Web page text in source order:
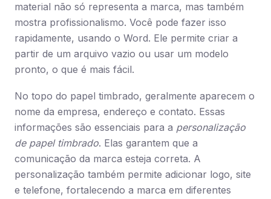
material não só representa a marca, mas também
mostra profissionalismo. Você pode fazer isso
rapidamente, usando o Word. Ele permite criar a
partir de um arquivo vazio ou usar um modelo
pronto, o que é mais fácil.
No topo do papel timbrado, geralmente aparecem o
nome da empresa, endereço e contato. Essas
informações são essenciais para a personalização
de papel timbrado. Elas garantem que a
comunicação da marca esteja correta. A
personalização também permite adicionar logo, site
e telefone, fortalecendo a marca em diferentes